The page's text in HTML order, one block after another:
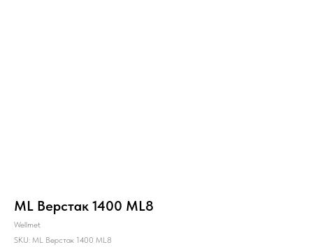
ML Верстак 1400 ML8
Wellmet
SKU: ML Верстак 1400 ML8